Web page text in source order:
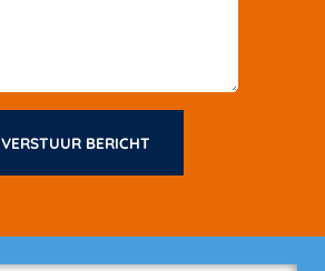
VERSTUUR BERICHT